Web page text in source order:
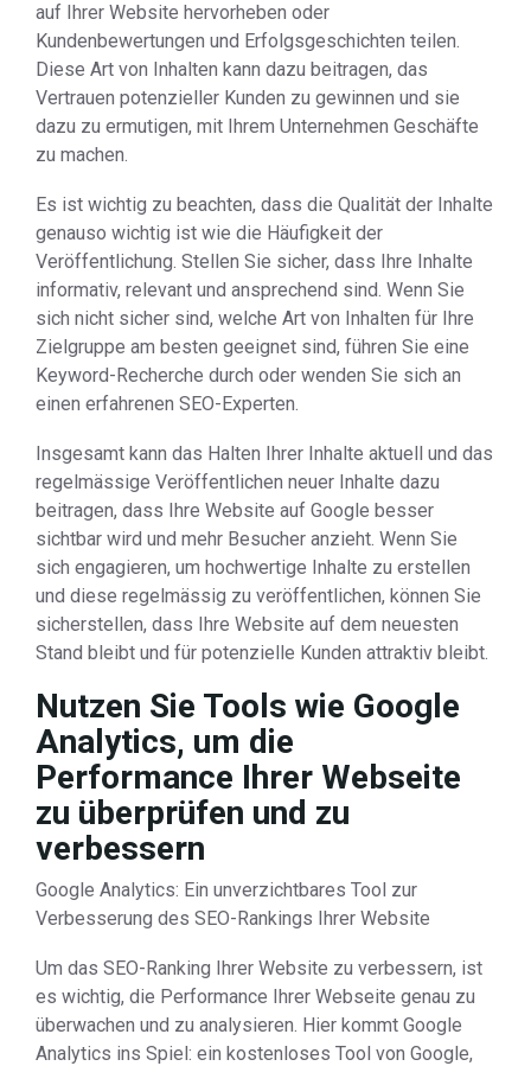
auf Ihrer Website hervorheben oder
Kundenbewertungen und Erfolgsgeschichten teilen.
Diese Art von Inhalten kann dazu beitragen, das
Vertrauen potenzieller Kunden zu gewinnen und sie
dazu zu ermutigen, mit Ihrem Unternehmen Geschäfte
zu machen.
Es ist wichtig zu beachten, dass die Qualität der Inhalte
genauso wichtig ist wie die Häufigkeit der
Veröffentlichung. Stellen Sie sicher, dass Ihre Inhalte
informativ, relevant und ansprechend sind. Wenn Sie
sich nicht sicher sind, welche Art von Inhalten für Ihre
Zielgruppe am besten geeignet sind, führen Sie eine
Keyword-Recherche durch oder wenden Sie sich an
einen erfahrenen SEO-Experten.
Insgesamt kann das Halten Ihrer Inhalte aktuell und das
regelmässige Veröffentlichen neuer Inhalte dazu
beitragen, dass Ihre Website auf Google besser
sichtbar wird und mehr Besucher anzieht. Wenn Sie
sich engagieren, um hochwertige Inhalte zu erstellen
und diese regelmässig zu veröffentlichen, können Sie
sicherstellen, dass Ihre Website auf dem neuesten
Stand bleibt und für potenzielle Kunden attraktiv bleibt.
Nutzen Sie Tools wie Google
Analytics, um die
Performance Ihrer Webseite
zu überprüfen und zu
verbessern
Google Analytics: Ein unverzichtbares Tool zur
Verbesserung des SEO-Rankings Ihrer Website
Um das SEO-Ranking Ihrer Website zu verbessern, ist
es wichtig, die Performance Ihrer Webseite genau zu
überwachen und zu analysieren. Hier kommt Google
Analytics ins Spiel: ein kostenloses Tool von Google,